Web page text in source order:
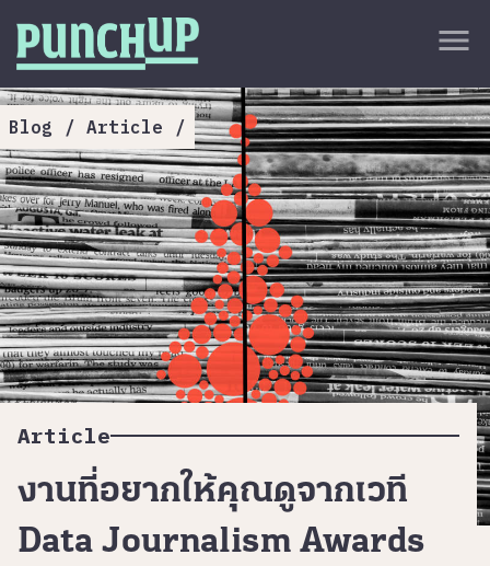
Skip to content
menu
close
About
Service
Project
Article
ลับด้านบน
Blog / Article /
Article
งานที่อยากให้คุณดูจากเวที
Data Journalism Awards